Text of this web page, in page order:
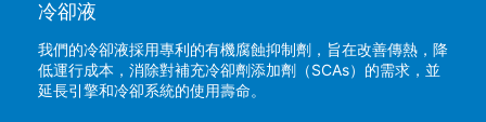
冷卻液
我們的冷卻液採用專利的有機腐蝕抑制劑，旨在改善傳熱，降
低運行成本，消除對補充冷卻劑添加劑（SCAs）的需求，並
延長引擎和冷卻系統的使用壽命。